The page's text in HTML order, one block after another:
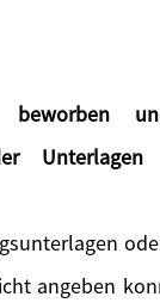
Unterlagen
angeben